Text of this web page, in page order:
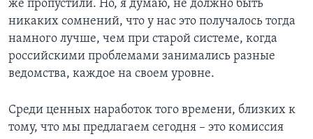
же пропустили. Но, я думаю, не должно быть
никаких сомнений, что у нас это получалось тогда
намного лучше, чем при старой системе, когда
российскими проблемами занимались разные
ведомства, каждое на своем уровне.
Среди ценных наработок того времени, близких к
тому, что мы предлагаем сегодня – это комиссия